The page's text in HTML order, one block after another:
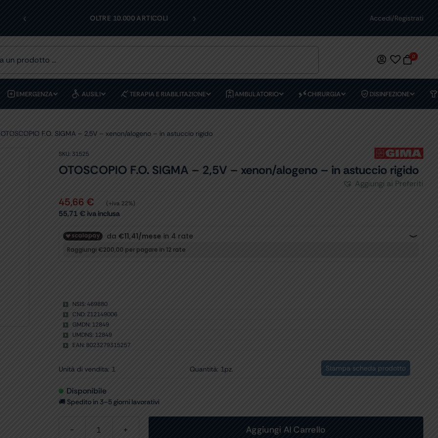
‹ OLTRE 10.000 ARTICOLI › Accedi/Registrati
0
EMERGENZA AUSILI TERAPIA E RIABILITAZIONE AMBULATORIO CHIRURGIA DISINFEZIONE
OTOSCOPIO F.O. SIGMA – 2,5V – xenon/alogeno – in astuccio rigido
SKU: 31525
OTOSCOPIO F.O. SIGMA – 2,5V – xenon/alogeno – in astuccio rigido
Aggiungi ai Preferiti
45,66 € (+iva 22%)
55,71 € iva inclusa
NSIS: 469880
CND: Z12149006
GMDN: 12849
UMDNS: 12849
EAN: 8023279315257
Unità di vendita: 1 Quantità: 1pz. Stampa scheda prodotto
Disponibile
🚚 Spedito in 3–5 giorni lavorativi
OTOSCOPIO
Aggiungi Al Carrello